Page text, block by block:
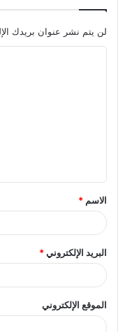
لن يتم نشر عنوان بريدك
ق
*
الاسم *
البريد الإلكتروني*
الموقع الإلكتروني